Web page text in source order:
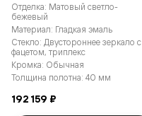
Отделка: Матовый светло-
бежевый
Материал: Гладкая эмаль
Стекло: Двустороннее зеркало с
фацетом, триплекс
Кромка: Обычная
Толщина полотна: 40 мм
192 159 ₽